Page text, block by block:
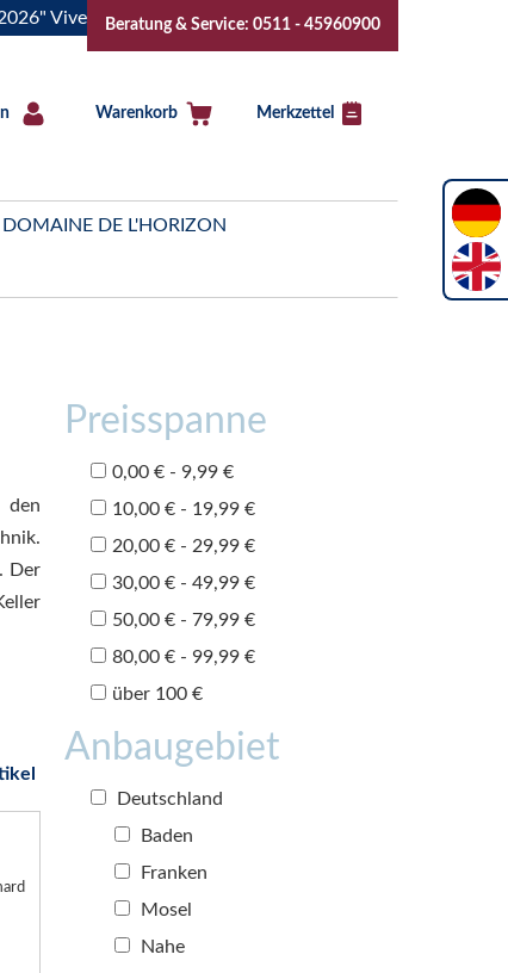
la Bourgogne..Tickets jetzt buchen! "Das
Beratung & Service: 0511 - 45960900
Warenkorb Merkzettel
DOMAINE DE L'HORIZON
den
Der
Preisspanne
0,00 € - 9,99 €
10,00 € - 19,99 €
20,00 € - 29,99 €
30,00 € - 49,99 €
50,00 € - 79,99 €
80,00 € - 99,99 €
über 100 €
Anbaugebiet
Deutschland
Baden
Franken
Mosel
Nahe